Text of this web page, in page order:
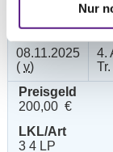
Nur
1 2 3 4 LP
08.11.2025
( v)
4.
Tr.
Preisgeld
200,00 €
LKL/Art
3 4 LP